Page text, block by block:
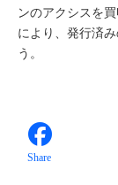
ンのアクシスを
により、発行済
う。
Share